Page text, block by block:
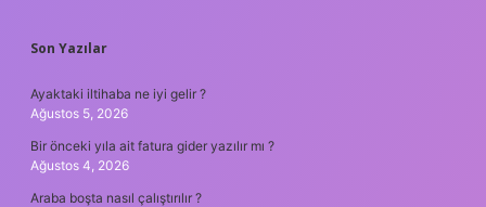
Son Yazılar
Ayaktaki iltihaba ne iyi gelir ?
Ağustos 5, 2026
Bir önceki yıla ait fatura gider yazılır mı ?
Ağustos 4, 2026
Araba boşta nasıl çalıştırılır ?